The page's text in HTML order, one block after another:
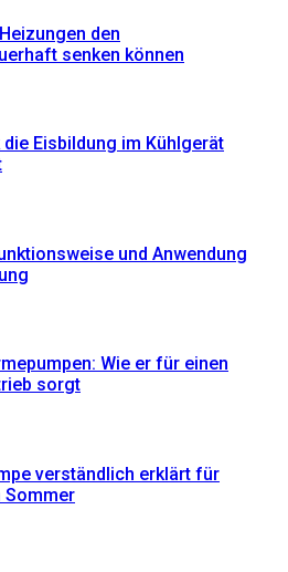
den
senken können
Eisbildung im Kühlgerät
und Anwendung
Wie er für einen
sorgt
verständlich erklärt für
Sommer